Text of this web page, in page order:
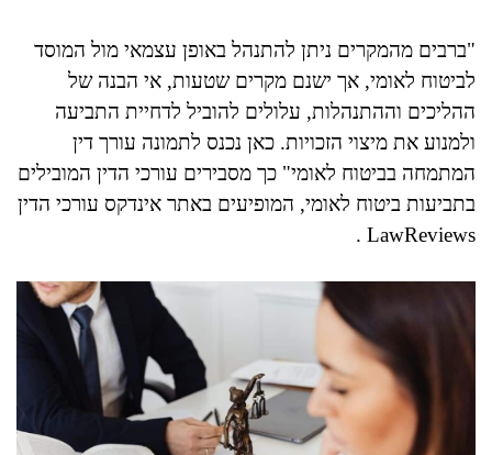
"ברבים מהמקרים ניתן להתנהל באופן עצמאי מול המוסד
לביטוח לאומי, אך ישנם מקרים שטעות, אי הבנה של
ההליכים וההתנהלות, עלולים להוביל לדחיית התביעה
ולמנוע את מיצוי הזכויות. כאן נכנס לתמונה עורך דין
המתמחה בביטוח לאומי" כך מסבירים עורכי הדין המובילים
בתביעות ביטוח לאומי, המופיעים באתר אינדקס עורכי הדין
LawReviews .